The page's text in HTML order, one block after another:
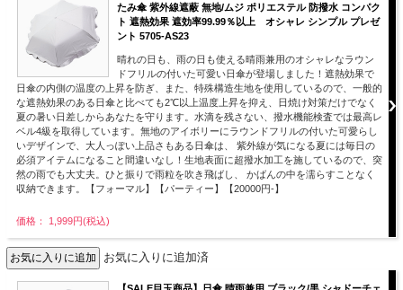
たみ傘 紫外線遮蔽 無地/ムジ ポリエステル 防撥水 コンパク
ト 遮熱効果 遮効率99.99％以上 オシャレ シンプル プレゼ
ント 5705-AS23
晴れの日も、雨の日も使える晴雨兼用のオシャレなラウン
ドフリルの付いた可愛い日傘が登場しました！遮熱効果で
日傘の内側の温度の上昇を防ぎ、また、特殊構造生地を使用しているので、一般的
な遮熱効果のある日傘と比べても2℃以上温度上昇を抑え、日焼け対策だけでなく
夏の暑い日差しからあなたを守ります。水滴を残さない、撥水機能検査では最高レ
ベル4級を取得しています。無地のアイボリーにラウンドフリルの付いた可愛らし
いデザインで、大人っぽい上品さもある日傘は、 紫外線が気になる夏には毎日の
必須アイテムになること間違いなし！生地表面に超撥水加工を施しているので、突
然の雨でも大丈夫。ひと振りで雨粒を吹き飛ばし、 かばんの中を濡らすことなく
収納できます。【フォーマル】【パーティー】【20000円-】
価格： 1,999円(税込)
お気に入りに追加済